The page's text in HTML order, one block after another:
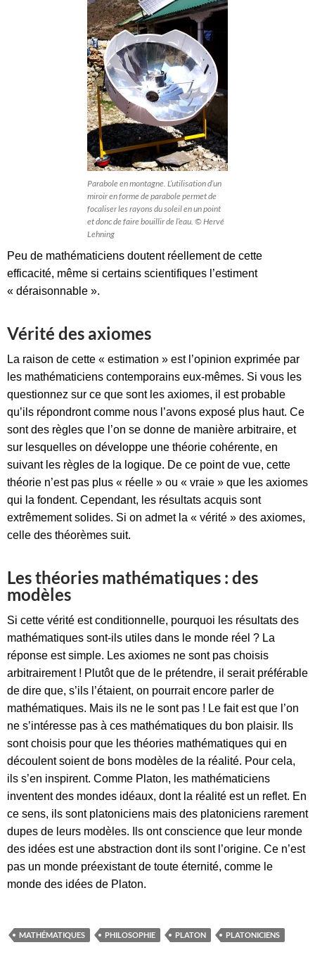
Parabole en montagne. L’utilisation d’un
miroir en forme de parabole permet de
focaliser les rayons du soleil en un point
et donc de faire bouillir de l’eau. © Hervé
Lehning
Peu de mathématiciens doutent réellement de cette
efficacité, même si certains scientifiques l’estiment
« déraisonnable ».
Vérité des axiomes
La raison de cette « estimation » est l’opinion exprimée par
les mathématiciens contemporains eux-mêmes. Si vous les
questionnez sur ce que sont les axiomes, il est probable
qu’ils répondront comme nous l’avons exposé plus haut. Ce
sont des règles que l’on se donne de manière arbitraire, et
sur lesquelles on développe une théorie cohérente, en
suivant les règles de la logique. De ce point de vue, cette
théorie n’est pas plus « réelle » ou « vraie » que les axiomes
qui la fondent. Cependant, les résultats acquis sont
extrêmement solides. Si on admet la « vérité » des axiomes,
celle des théorèmes suit.
Les théories mathématiques : des
modèles
Si cette vérité est conditionnelle, pourquoi les résultats des
mathématiques sont-ils utiles dans le monde réel ? La
réponse est simple. Les axiomes ne sont pas choisis
arbitrairement ! Plutôt que de le prétendre, il serait préférable
de dire que, s’ils l’étaient, on pourrait encore parler de
mathématiques. Mais ils ne le sont pas ! Le fait est que l’on
ne s’intéresse pas à ces mathématiques du bon plaisir. Ils
sont choisis pour que les théories mathématiques qui en
découlent soient de bons modèles de la réalité. Pour cela,
ils s’en inspirent. Comme Platon, les mathématiciens
inventent des mondes idéaux, dont la réalité est un reflet. En
ce sens, ils sont platoniciens mais des platoniciens rarement
dupes de leurs modèles. Ils ont conscience que leur monde
des idées est une abstraction dont ils sont l’origine. Ce n’est
pas un monde préexistant de toute éternité, comme le
monde des idées de Platon.
MATHÉMATIQUES PHILOSOPHIE PLATON PLATONICIENS